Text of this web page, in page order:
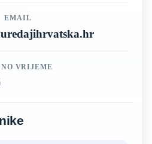
EMAIL
VRIJEME